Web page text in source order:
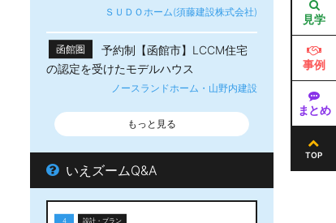
ＳＵＤＯホーム(須藤建設株式会社)
函館圏
予約制【函館市】LCCM住宅
の認定を受けたモデルハウス
ノースランドホーム・山野内建設
もっと見る
いえズームQ&A
4 設計・プラン
見学
事例
まとめ
TOP